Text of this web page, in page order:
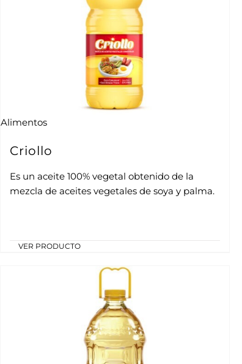
Alimentos
Criollo
Es un aceite 100% vegetal obtenido de la
mezcla de aceites vegetales de soya y palma.
VER PRODUCTO